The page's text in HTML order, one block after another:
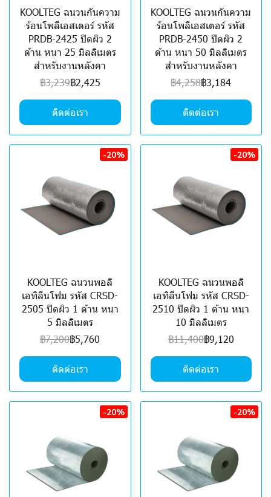
KOOLTEG ฉนวนกันความ
ร้อนโพลีเอสเตอร์ รหัส
PRDB-2425 ปิดผิว 2
ด้าน หนา 25 มิลลิเมตร
สำหรับงานหลังคา
฿3,239฿2,425
ติดต่อเรา
KOOLTEG ฉนวนกันความ
ร้อนโพลีเอสเตอร์ รหัส
PRDB-2450 ปิดผิว 2
ด้าน หนา 50 มิลลิเมตร
สำหรับงานหลังคา
฿4,258฿3,184
ติดต่อเรา
-20%
KOOLTEG ฉนวนพอลิ
เอทิลีนโฟม รหัส CRSD-
2505 ปิดผิว 1 ด้าน หนา
5 มิลลิเมตร
฿7,200฿5,760
ติดต่อเรา
-20%
KOOLTEG ฉนวนพอลิ
เอทิลีนโฟม รหัส CRSD-
2510 ปิดผิว 1 ด้าน หนา
10 มิลลิเมตร
฿11,400฿9,120
ติดต่อเรา
-20% -20%